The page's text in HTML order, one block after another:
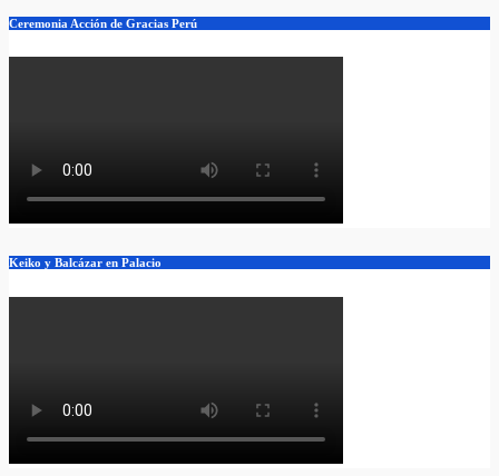
Ceremonia Acción de Gracias Perú
Keiko y Balcázar en Palacio